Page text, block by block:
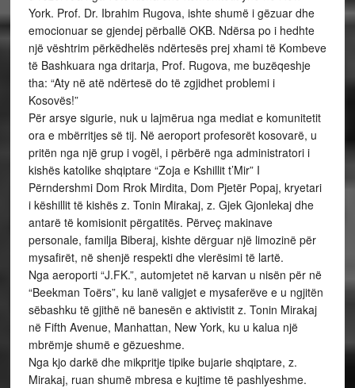
York. Prof. Dr. Ibrahim Rugova, ishte shumë i gëzuar dhe
emocionuar se gjendej përballë OKB. Ndërsa po i hedhte
një vështrim përkëdhelës ndërtesës prej xhami të Kombeve
të Bashkuara nga dritarja, Prof. Rugova, me buzëqeshje
tha: “Aty në atë ndërtesë do të zgjidhet problemi i
Kosovës!”
Për arsye sigurie, nuk u lajmërua nga mediat e komunitetit
ora e mbërritjes së tij. Në aeroport profesorët kosovarë, u
pritën nga një grup i vogël, i përbërë nga administratori i
kishës katolike shqiptare “Zoja e Kshillit t’Mir” I
Përndershmi Dom Rrok Mirdita, Dom Pjetër Popaj, kryetari
i këshillit të kishës z. Tonin Mirakaj, z. Gjek Gjonlekaj dhe
antarë të komisionit përgatitës. Përveç makinave
personale, familja Biberaj, kishte dërguar një limozinë për
mysafirët, në shenjë respekti dhe vlerësimi të lartë.
Nga aeroporti “J.FK.”, automjetet në karvan u nisën për në
“Beekman Toërs”, ku lanë valigjet e mysaferëve e u ngjitën
sëbashku të gjithë në banesën e aktivistit z. Tonin Mirakaj
në Fifth Avenue, Manhattan, New York, ku u kalua një
mbrëmje shumë e gëzueshme.
Nga kjo darkë dhe mikpritje tipike bujarie shqiptare, z.
Mirakaj, ruan shumë mbresa e kujtime të pashlyeshme.